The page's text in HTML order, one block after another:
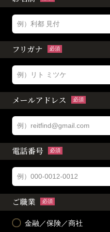
フリガナ 必須
メールアドレス 必須
電話番号 必須
ご職業 必須
金融／保険／商社